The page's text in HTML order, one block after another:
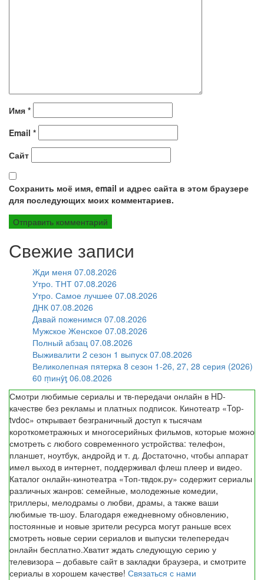
Имя *
Email *
Сайт
Сохранить моё имя, email и адрес сайта в этом браузере
для последующих моих комментариев.
Свежие записи
Жди меня 07.08.2026
Утро. ТНТ 07.08.2026
Утро. Самое лучшее 07.08.2026
ДНК 07.08.2026
Давай поженимся 07.08.2026
Мужское Женское 07.08.2026
Полный абзац 07.08.2026
Выживалити 2 сезон 1 выпуск 07.08.2026
Великолепная пятерка 8 сезон 1-26, 27, 28 серия (2026)
60 ṃинẏƫ 06.08.2026
Смотри любимые сериалы и тв-передачи онлайн в HD-
качестве без рекламы и платных подписок. Кинотеатр «Top-
tvdoc» открывает безграничный доступ к тысячам
короткометражных и многосерийных фильмов, которые можно
смотреть с любого современного устройства: телефон,
планшет, ноутбук, андройд и т. д. Достаточно, чтобы аппарат
имел выход в интернет, поддерживал флеш плеер и видео.
Каталог онлайн-кинотеатра «Топ-твдок.ру» содержит сериалы
различных жанров: семейные, молодежные комедии,
триллеры, мелодрамы о любви, драмы, а также ваши
любимые тв-шоу. Благодаря ежедневному обновлению,
постоянные и новые зрители ресурса могут раньше всех
смотреть новые серии сериалов и выпуски телепередач
онлайн бесплатно.Хватит ждать следующую серию у
телевизора – добавьте сайт в закладки браузера, и смотрите
сериалы в хорошем качестве! Связаться с нами